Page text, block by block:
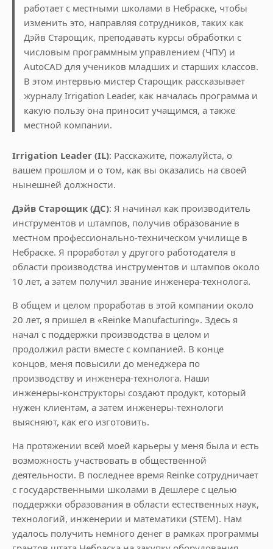
работает с местными школами в Небраске, чтобы
изменить это, направляя сотрудников, таких как
Дэйв Старощик, преподавать курсы обработки с
числовым программным управлением (ЧПУ) и
AutoCAD для учеников младших и старших классов.
В этом интервью мистер Старощик рассказывает
журналу Irrigation Leader, как началась программа и
какую пользу она приносит учащимся, а также
местной компании.
Irrigation Leader (IL): Расскажите, пожалуйста, о
вашем прошлом и о том, как вы оказались на своей
нынешней должности.
Дэйв Старощик (ДС): Я начинал как производитель
инструментов и штампов, получив образование в
местном профессионально-техническом училище в
Небраске. Я проработал у другого работодателя в
области производства инструментов и штампов около
10 лет, а затем получил звание инженера-технолога.
В общем и целом проработав в этой компании около
20 лет, я пришел в «Reinke Manufacturing». Здесь я
начал с поддержки производства в целом и
продолжил расти вместе с компанией. В конце
концов, меня повысили до менеджера по
производству и инженера-технолога. Наши
инженеры-конструкторы создают продукт, который
нужен клиентам, а затем инженеры-технологи
выясняют, как его изготовить.
На протяжении всей моей карьеры у меня была и есть
возможность участвовать в общественной
деятельности. В последнее время Reinke сотрудничает
с государственными школами в Дешлере с целью
поддержки образования в области естественных наук,
технологий, инженерии и математики (STEM). Нам
удалось получить немного денег в рамках программы